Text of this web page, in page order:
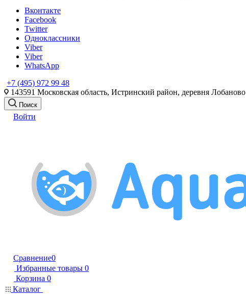
Вконтакте
Facebook
Twitter
Одноклассники
Viber
Viber
WhatsApp
+7 (495) 972 99 48
143591 Московская область, Истринский район, деревня Лобаново
Поиск
Войти
Сравнение0
Избранные товары 0
Корзина 0
Каталог